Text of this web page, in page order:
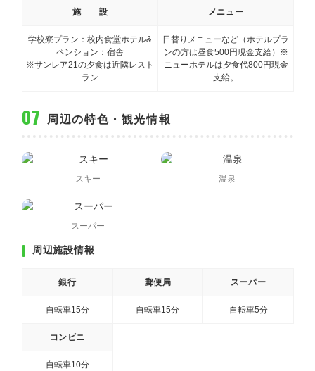
施 設
学校寮プラン：校内食堂ホテル&
ペンション：宿舎
※サンレア21の夕食は近隣レスト
ラン
メニュー
日替りメニューなど （ホテルプラ
ンの方は昼食500円現金支給）※
ニューホテルは夕食代800円現金
支給。
周辺の特色・観光情報
スキー 温泉
スーパー
周辺施設情報
銀行
自転車15分
郵便局
自転車15分
スーパー
自転車5分
コンビニ
自転車10分